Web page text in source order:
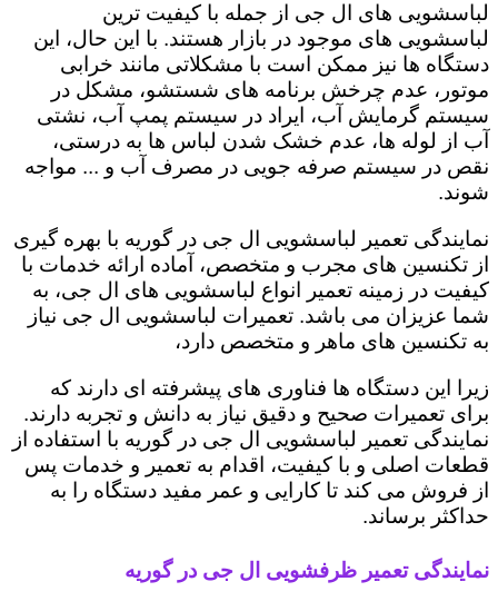
لباسشویی های ال جی از جمله با کیفیت ترین
لباسشویی های موجود در بازار هستند. با این حال، این
دستگاه ها نیز ممکن است با مشکلاتی مانند خرابی
موتور، عدم چرخش برنامه های شستشو، مشکل در
سیستم گرمایش آب، ایراد در سیستم پمپ آب، نشتی
آب از لوله ها، عدم خشک شدن لباس ها به درستی،
نقص در سیستم صرفه جویی در مصرف آب و ... مواجه
شوند.
نمایندگی تعمیر لباسشویی ال جی در گوریه با بهره گیری
از تکنسین های مجرب و متخصص، آماده ارائه خدمات با
کیفیت در زمینه تعمیر انواع لباسشویی های ال جی، به
شما عزیزان می باشد. تعمیرات لباسشویی ال جی نیاز
به تکنسین های ماهر و متخصص دارد،
زیرا این دستگاه ها فناوری های پیشرفته ای دارند که
برای تعمیرات صحیح و دقیق نیاز به دانش و تجربه دارند.
نمایندگی تعمیر لباسشویی ال جی در گوریه با استفاده از
قطعات اصلی و با کیفیت، اقدام به تعمیر و خدمات پس
از فروش می کند تا کارایی و عمر مفید دستگاه را به
حداکثر برساند.
نمایندگی تعمیر ظرفشویی ال جی در گوریه